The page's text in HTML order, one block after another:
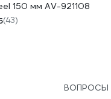
150 мм AV-921108
(43)
ВОПРОСЫ